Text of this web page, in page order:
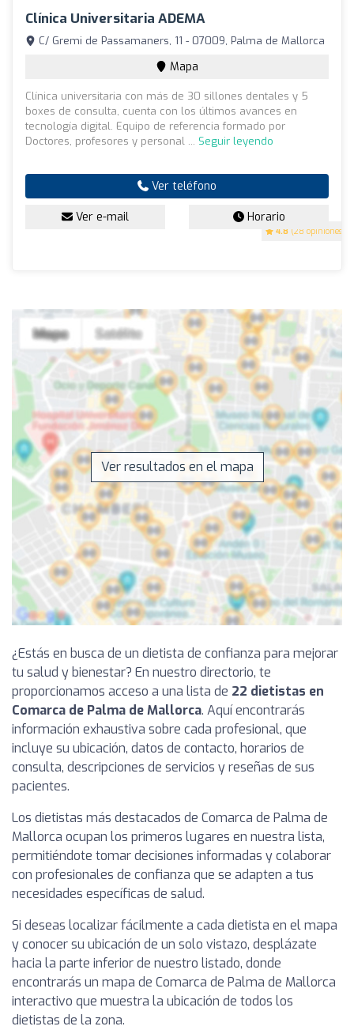
Clínica Universitaria ADEMA
4.8 (28 opiniones)
C/ Gremi de Passamaners, 11 - 07009, Palma de Mallorca
Mapa
Clínica universitaria con más de 30 sillones dentales y 5
boxes de consulta, cuenta con los últimos avances en
tecnología digital. Equipo de referencia formado por
Doctores, profesores y personal ... Seguir leyendo
Ver teléfono
Ver e-mail Horario
Ver resultados en el mapa
¿Estás en busca de un dietista de confianza para mejorar
tu salud y bienestar? En nuestro directorio, te
proporcionamos acceso a una lista de 22 dietistas en
Comarca de Palma de Mallorca. Aquí encontrarás
información exhaustiva sobre cada profesional, que
incluye su ubicación, datos de contacto, horarios de
consulta, descripciones de servicios y reseñas de sus
pacientes.
Los dietistas más destacados de Comarca de Palma de
Mallorca ocupan los primeros lugares en nuestra lista,
permitiéndote tomar decisiones informadas y colaborar
con profesionales de confianza que se adapten a tus
necesidades específicas de salud.
Si deseas localizar fácilmente a cada dietista en el mapa
y conocer su ubicación de un solo vistazo, desplázate
hacia la parte inferior de nuestro listado, donde
encontrarás un mapa de Comarca de Palma de Mallorca
interactivo que muestra la ubicación de todos los
dietistas de la zona.